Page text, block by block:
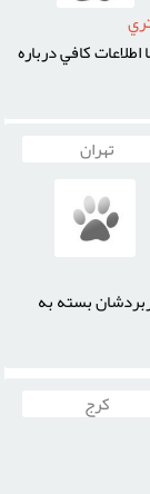
کافي درباره
تهران
بسته به
کرج